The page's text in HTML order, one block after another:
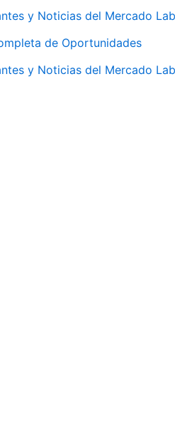
y Noticias del Mercado
de Oportunidades
y Noticias del Mercado